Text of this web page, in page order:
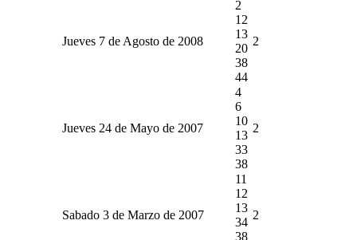
Jueves 7 de Agosto de 2008
2
12
13
20
38
44
2
Jueves 24 de Mayo de 2007
4
6
10
13
33
38
2
Sabado 3 de Marzo de 2007
11
12
13
34
38
2